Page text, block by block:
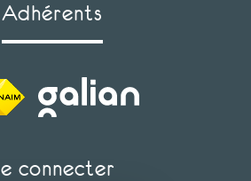
Adhérents
Se connecter